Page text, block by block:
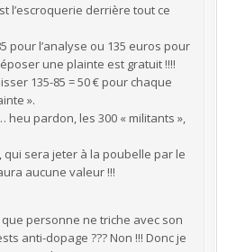
l’escroquerie derrière tout ce
pour l’analyse ou 135 euros pour
une plainte est gratuit !!!!
135-85 = 50 € pour chaque
».
heu pardon, les 300 « militants »,
sera jeter à la poubelle par le
aucune valeur !!!
personne ne triche avec son
anti-dopage ??? Non !!! Donc je